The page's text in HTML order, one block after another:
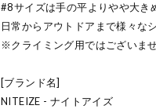
#8サイズは手の平よりやや大き
日常からアウトドアまで様々な
※クライミング用ではございませ
[ブランド名]
NITEIZE - ナイトアイズ